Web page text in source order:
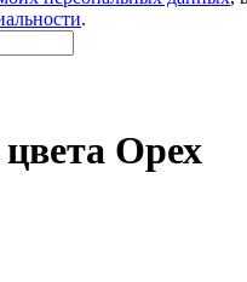
.
Орех